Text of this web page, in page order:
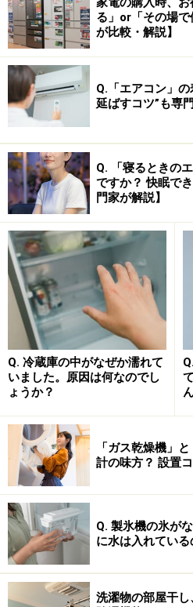
ます。
●その他のコンテンツとして、
「日経パソコン用語事典」、
語小辞典」、「超訳IT用語事
「食の医学館」、「
集」、「スピーチ文例集」
典」、「ホトトギス俳句季題
収録されています。
・ジーニアス和英辞典第2版
され、使い分け方など和英辞
されています。新語も大幅に
身近な単語なども織り込まれて
主な機能として、
●語句を検索すると、見出し
機能や、
●調べたい単語を入力すると
索する「複数辞書検索」が搭
ぶ手間を省けるとともに、辞
確認にも便利です。
●同じ要領で、英語系辞書の
る」or「その場
が比較・解説】
Q.「エアコン」
延ばすコツ”も専
Q. 「寝るときの
ですか？ 快眠で
門家が解説】
Q. 冷蔵庫の中がなぜか濡れて
いました。原因は何なのでし
ょうか？
「ガス乾燥機」
計の味方？ 設置
Q. 製氷機の氷が
に水は入れてい
洗濯物の部屋干